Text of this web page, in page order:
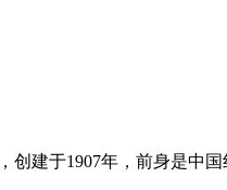
创建于1907年，前身是